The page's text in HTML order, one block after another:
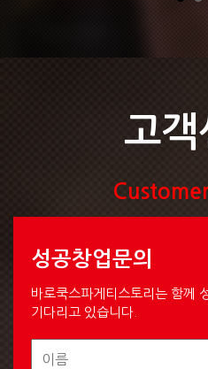
고객
성공창업문의
바로쿡스파게티스토리는 함께
기다리고 있습니다.